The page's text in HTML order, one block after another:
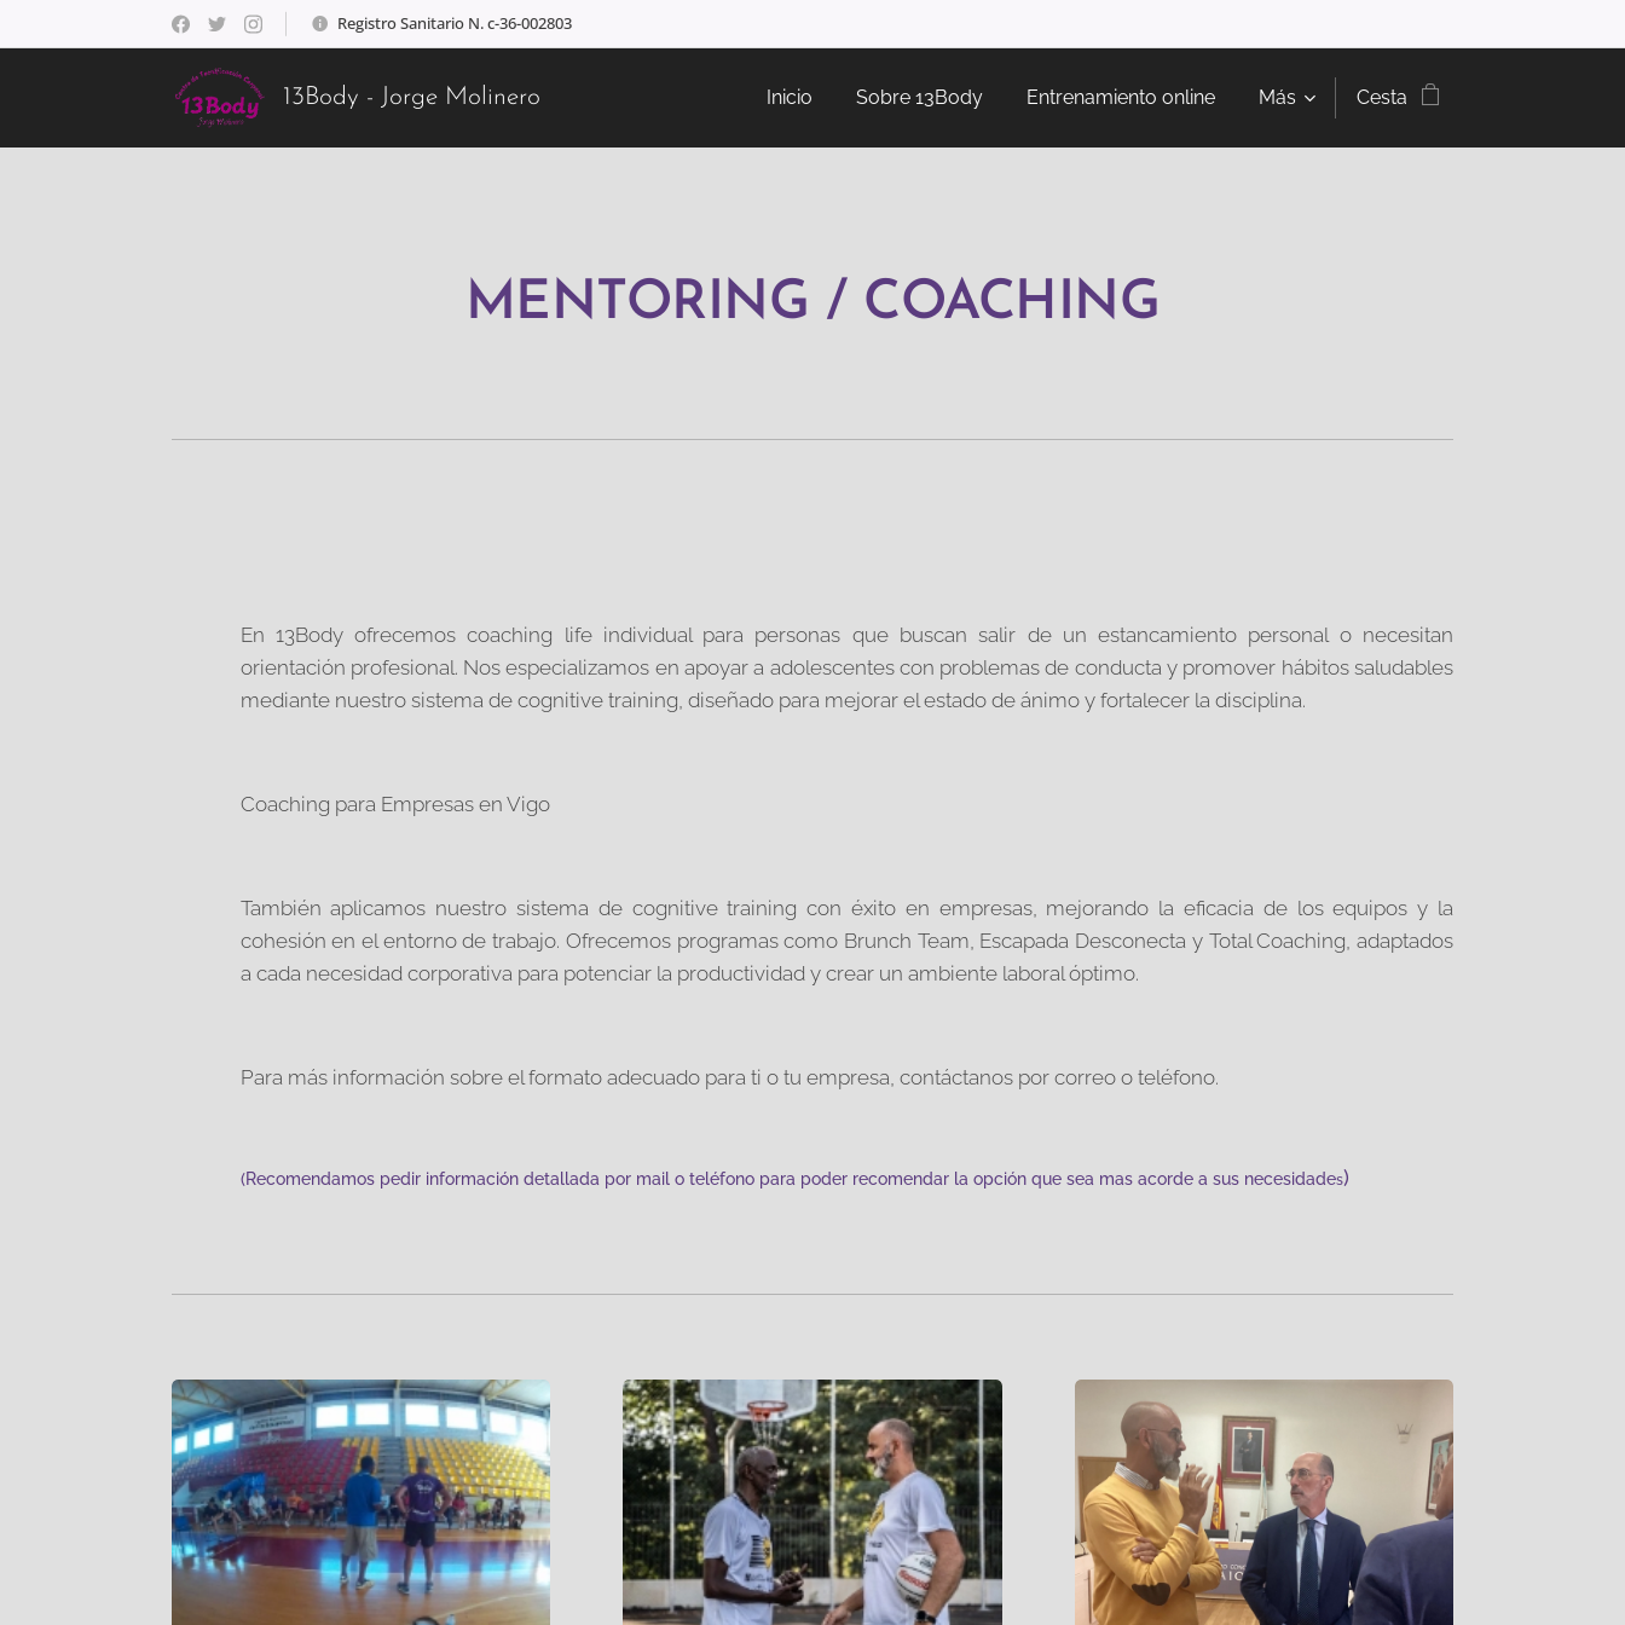
Registro Sanitario N. c-36-002803
13Body - Jorge Molinero Inicio Sobre 13Body Entrenamiento online Más Cesta
MENTORING / COACHING
En 13Body ofrecemos coaching life individual para personas que buscan salir de un estancamiento personal o necesitan
orientación profesional. Nos especializamos en apoyar a adolescentes con problemas de conducta y promover hábitos saludables
mediante nuestro sistema de cognitive training, diseñado para mejorar el estado de ánimo y fortalecer la disciplina.
Coaching para Empresas en Vigo
También aplicamos nuestro sistema de cognitive training con éxito en empresas, mejorando la eficacia de los equipos y la
cohesión en el entorno de trabajo. Ofrecemos programas como Brunch Team, Escapada Desconecta y Total Coaching, adaptados
a cada necesidad corporativa para potenciar la productividad y crear un ambiente laboral óptimo.
Para más información sobre el formato adecuado para ti o tu empresa, contáctanos por correo o teléfono.
(Recomendamos pedir información detallada por mail o teléfono para poder recomendar la opción que sea mas acorde a sus necesidades)